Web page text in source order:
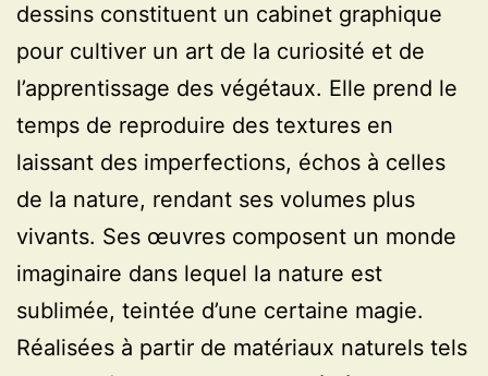
dessins constituent un cabinet graphique
pour cultiver un art de la curiosité et de
l’apprentissage des végétaux. Elle prend le
temps de reproduire des textures en
laissant des imperfections, échos à celles
de la nature, rendant ses volumes plus
vivants. Ses œuvres composent un monde
imaginaire dans lequel la nature est
sublimée, teintée d’une certaine magie.
Réalisées à partir de matériaux naturels tels